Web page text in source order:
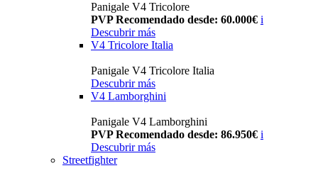
Panigale V4 Tricolore
PVP Recomendado desde: 60.000€ i
Descubrir más
V4 Tricolore Italia
Panigale V4 Tricolore Italia
Descubrir más
V4 Lamborghini
Panigale V4 Lamborghini
PVP Recomendado desde: 86.950€ i
Descubrir más
Streetfighter